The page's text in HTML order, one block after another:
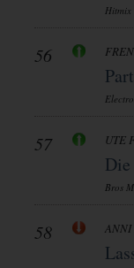
Hitmix
56
57 UTE
Bros
58 ANNI